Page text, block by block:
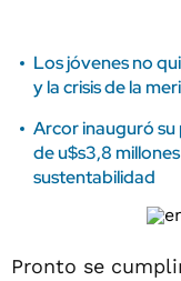
Los jóvenes no
y la crisis de la
Arcor inauguró
de u$s3,8
sustentabilidad
Pronto se